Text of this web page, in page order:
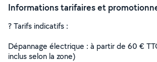
Informations tarifaires et
? Tarifs indicatifs :
Dépannage électrique : à partir de 60 €
inclus selon la zone)